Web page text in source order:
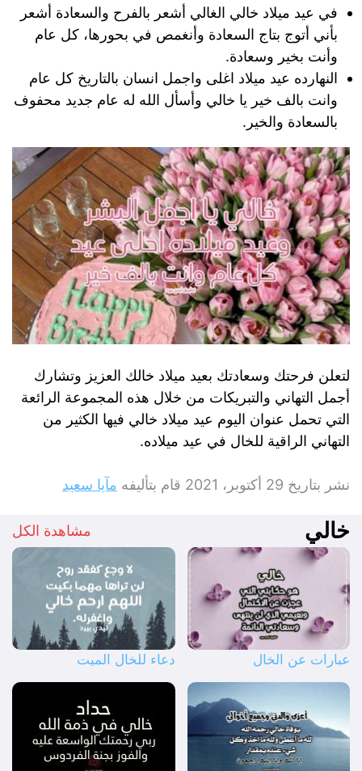
في عيد ميلاد خالي الغالي أشعر بالفرح والسعادة أشعر
بأني أتوج بتاج السعادة وأنغمص في بحورها، كل عام
وأنت بخير وسعادة.
النهارده عيد ميلاد اغلى واجمل انسان بالتاريخ كل عام
وانت بالف خير يا خالي وأسأل الله له عام جديد محفوف
بالسعادة والخير.
لتعلن فرحتك وسعادتك بعيد ميلاد خالك العزيز وتشارك
أجمل التهاني والتبريكات من خلال هذه المجموعة الرائعة
التي تحمل عنوان اليوم عيد ميلاد خالي فيها الكثير من
التهاني الراقية للخال في عيد ميلاده.
نشر بتاريخ 29 أكتوبر، 2021 قام بتأليفه مآيا سعيد
خالي مشاهدة الكل
عبارات عن الخال دعاء للخال الميت